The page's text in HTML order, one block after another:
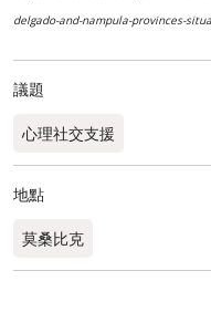
delgado-and-nampula-provinces-
議題
心理社交支援
地點
莫桑比克